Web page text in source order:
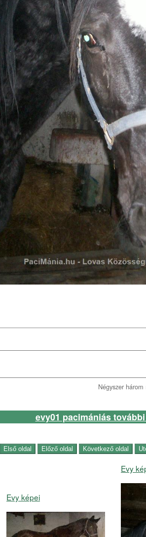
Négyszer
evy01 pacimániás
Evy képei
Evy